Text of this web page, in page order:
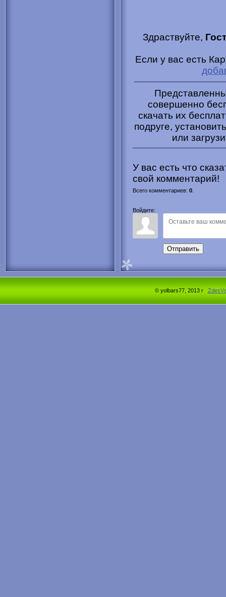
Здраствуйте,
Если у вас есть
совершенно
скачать их
подруге,
или
У вас есть что
свой комментарий!
Всего комментариев: 0
Войдите:
Отправить
© yolbars77, 2013 г